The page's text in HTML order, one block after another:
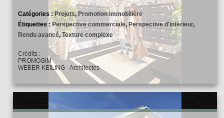
Catégories :Projets,Promotion immobilière
Étiquettes :Perspective commerciale,Perspective d'intérieur,
Rendu avancé,Texture complexe
Crédits :
PROMOGIM
WEBER KEILING - Architectes